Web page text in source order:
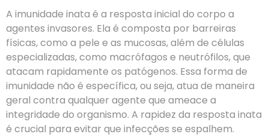
A imunidade inata é a resposta inicial do corpo a
agentes invasores. Ela é composta por barreiras
físicas, como a pele e as mucosas, além de células
especializadas, como macrófagos e neutrófilos, que
atacam rapidamente os patógenos. Essa forma de
imunidade não é específica, ou seja, atua de maneira
geral contra qualquer agente que ameace a
integridade do organismo. A rapidez da resposta inata
é crucial para evitar que infecções se espalhem.